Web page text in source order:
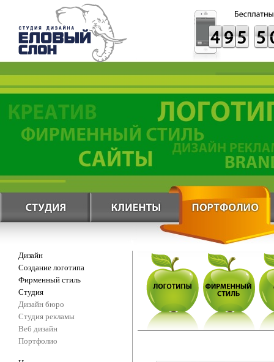
Дизайн
Создание логотипа
Фирменный стиль
Студия
Дизайн бюро
Студия рекламы
Веб дизайн
Портфолио